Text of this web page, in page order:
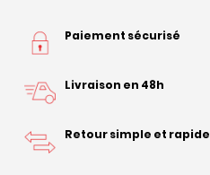
Paiement sécurisé
Livraison en 48h
Retour simple et rapide